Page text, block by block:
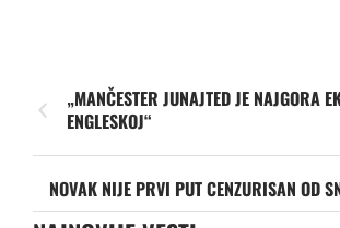
„MANČESTER JUNAJTED JE NAJGORA
ENGLESKOJ“
NOVAK NIJE PRVI PUT CENZURISAN OD